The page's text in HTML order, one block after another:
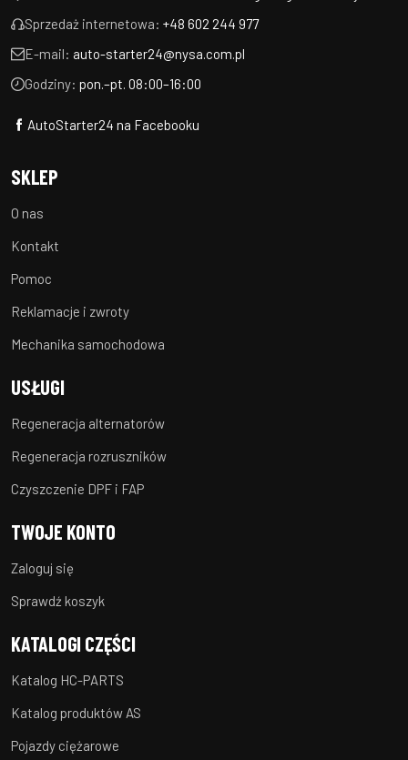
Sprzedaż internetowa: +48 602 244 977
E-mail: auto-starter24@nysa.com.pl
Godziny: pon.–pt. 08:00–16:00
AutoStarter24 na Facebooku
SKLEP
O nas
Kontakt
Pomoc
Reklamacje i zwroty
Mechanika samochodowa
USŁUGI
Regeneracja alternatorów
Regeneracja rozruszników
Czyszczenie DPF i FAP
TWOJE KONTO
Zaloguj się
Sprawdź koszyk
KATALOGI CZĘŚCI
Katalog HC-PARTS
Katalog produktów AS
Pojazdy ciężarowe